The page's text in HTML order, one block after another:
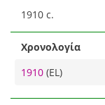
1910 c.
Χρονολογία
1910 (EL)